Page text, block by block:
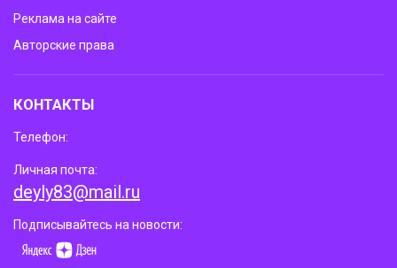
Реклама на сайте
Авторские права
КОНТАКТЫ
Телефон:
Личная почта:
deyly83@mail.ru
Подписывайтесь на новости: